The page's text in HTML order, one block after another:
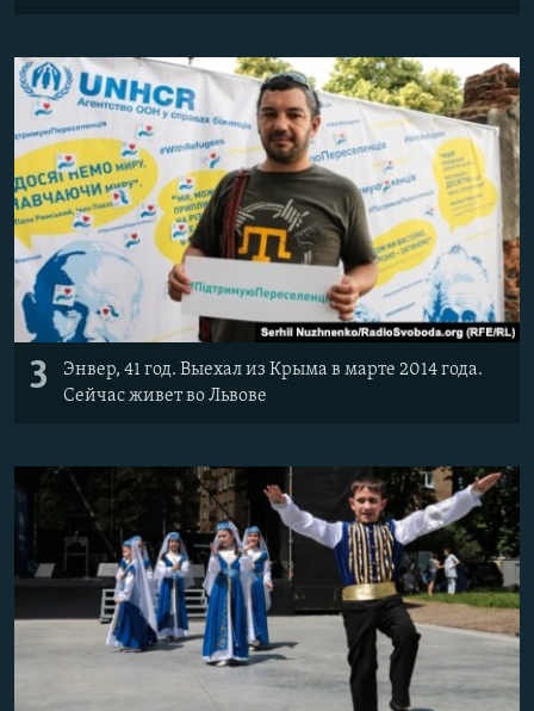
3
Энвер, 41 год. Выехал из Крыма в марте 2014 года.
Сейчас живет во Львове